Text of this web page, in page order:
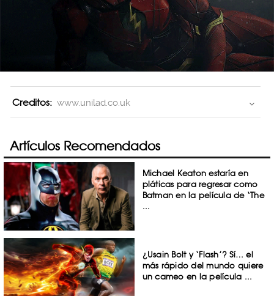
Creditos: www.unilad.co.uk
Artículos Recomendados
Michael Keaton estaría en
pláticas para regresar como
Batman en la película de ‘The
...
¿Usain Bolt y ‘Flash’? Sí… el
más rápido del mundo quiere
un cameo en la película ...